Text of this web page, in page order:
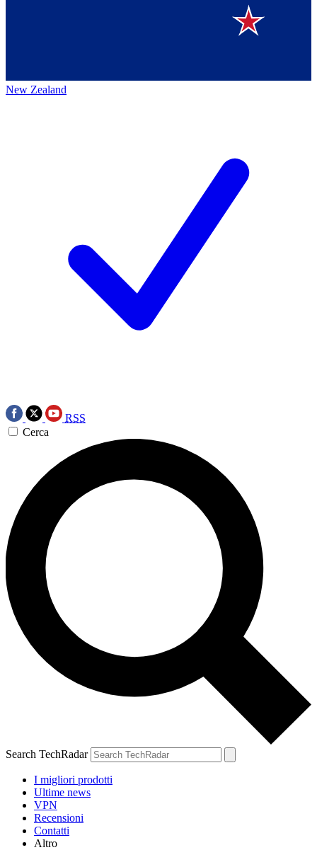
New Zealand
RSS
Cerca
Search TechRadar
I migliori prodotti
Ultime news
VPN
Recensioni
Contatti
Altro